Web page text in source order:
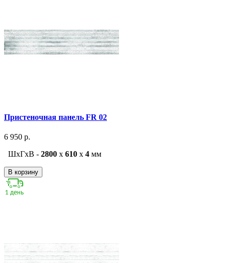
Пристеночная панель FR 02
6 950 р.
ШxГxВ - 2800 x 610 x 4 мм
В корзину